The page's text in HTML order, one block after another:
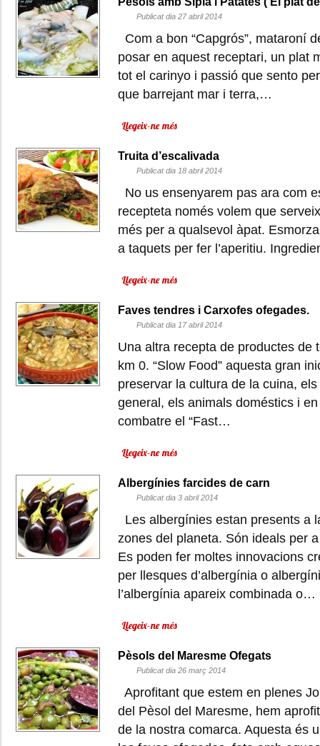
Publicat dia 27 abril 2014
Com a bon “Capgrós”, mataroní
posar en aquest receptari, un plat
tot el carinyo i passió que sento
que barrejant mar i terra,…
Llegeix-ne més
Truita d’escalivada
Publicat dia 18 abril 2014
No us ensenyarem pas ara com
recepteta només volem que
més per a qualsevol àpat.
a taquets per fer l’aperitiu.
Llegeix-ne més
Faves tendres i Carxofes ofegades.
Publicat dia 17 abril 2014
Una altra recepta de productes de
km 0. “Slow Food” aquesta gran
preservar la cultura de la cuina,
general, els animals doméstics i
combatre el “Fast…
Llegeix-ne més
Albergínies farcides de carn
Publicat dia 3 abril 2014
Les albergínies estan presents a
zones del planeta. Són ideals per
Es poden fer moltes innovacions
per llesques d’albergínia o
l’albergínia apareix combinada o…
Llegeix-ne més
Pèsols del Maresme Ofegats
Publicat dia 26 març 2014
Aprofitant que estem en plenes
del Pèsol del Maresme, hem
de la nostra comarca. Aquesta és